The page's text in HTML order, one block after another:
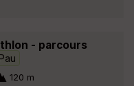
- parcours
Pau
120 m